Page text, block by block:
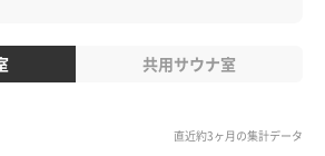
共用サウナ室
直近約3ヶ月の集計データ